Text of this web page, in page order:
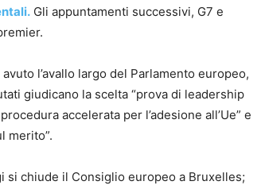
Gli appuntamenti successivi, G7 e
l’avallo largo del Parlamento europeo,
giudicano la scelta “prova di leadership
accelerata per l’adesione all’Ue” e
merito”.
chiude il Consiglio europeo a Bruxelles;